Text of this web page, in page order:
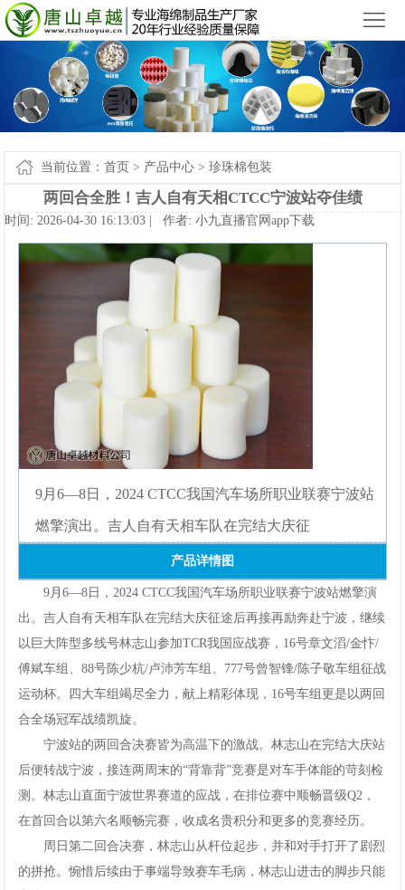
您好，欢迎来到 小九直播官网app下载苹果版_小九直播官网手机app下载
首
品
新
心
小
于
联
当前位置：首页 > 产品中心 >珍珠棉包装
两回合全胜！吉人自有天相CTCC宁波站夺佳绩
时间:2026-04-3016:13:03|作者:小九直播官网app下载
9月6—8日，2024CTCC我国汽车场所职业联赛宁波站
燃擎演出。吉人自有天相车队在完结大庆征
产品详情图
9月6—8日，2024CTCC我国汽车场所职业联赛宁波站燃擎演
出。吉人自有天相车队在完结大庆征途后再接再励奔赴宁波，继续
以巨大阵型多线号林志山参加TCR我国应战赛，16号章文滔/金忭/
傅斌车组、88号陈少杭/卢沛芳车组、777号曾智锋/陈子敬车组征战
运动杯。四大车组竭尽全力，献上精彩体现，16号车组更是以两回
合全场冠军战绩凯旋。
宁波站的两回合决赛皆为高温下的激战。林志山在完结大庆站
后便转战宁波，接连两周末的“背靠背”竞赛是对车手体能的苛刻检
测。林志山直面宁波世界赛道的应战，在排位赛中顺畅晋级Q2，
在首回合以第六名顺畅完赛，收成名贵积分和更多的竞赛经历。
周日第二回合决赛，林志山从杆位起步，并和对手打开了剧烈
的拼抢。惋惜后续由于事端导致赛车毛病，林志山进击的脚步只能